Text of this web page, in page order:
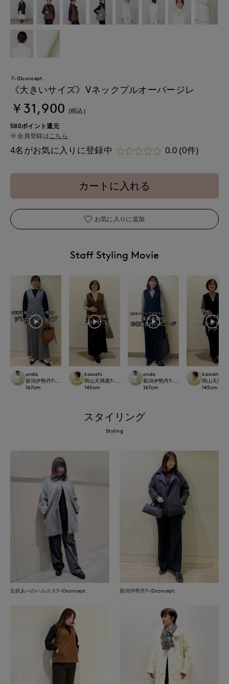
7-IDconcept.
《大きいサイズ》Vネックプルオーバージレ
￥31,900 (税込)
580ポイント還元
会員登録は こちら
4名がお気に入りに登録中 0.0 (0件)
カートに入れる
お気に入りに追加
Staff Styling Movie
onda
新潟伊勢丹7-IDconcept.
167cm
kawahi
岡山天満屋7-IDconcept.
145cm
onda
新潟伊勢丹7-IDconcept.
167cm
kawahi
岡山天満
145cm
スタイリング
Styling
近鉄あべのハルカス7-IDconcept. 新潟伊勢丹7-IDconcept.